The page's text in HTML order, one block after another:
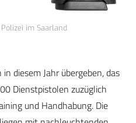
im Saarland
diesem Jahr übergeben, das
Dienstpistolen zuzüglich
und Handhabung. Die